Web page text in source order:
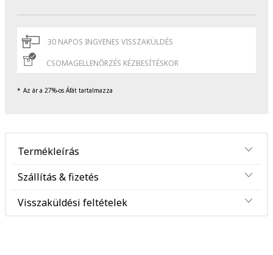
30 NAPOS INGYENES VISSZAKÜLDÉS
CSOMAGELLENŐRZÉS KÉZBESÍTÉSKOR
Az ár a 27%-os Áfát tartalmazza
Termékleírás
Szállítás & fizetés
Visszaküldési feltételek